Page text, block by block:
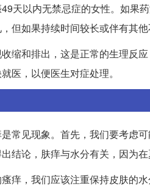
天以内无禁忌症的女性。如果
但如果持续时间较长或伴有其他
缩和排出，这是正常的生理反
医，以便医生对症处理。
常见现象。首先，我们要考虑
结论，肤痒与水分有关，因为
痒，我们应该注重保持皮肤的